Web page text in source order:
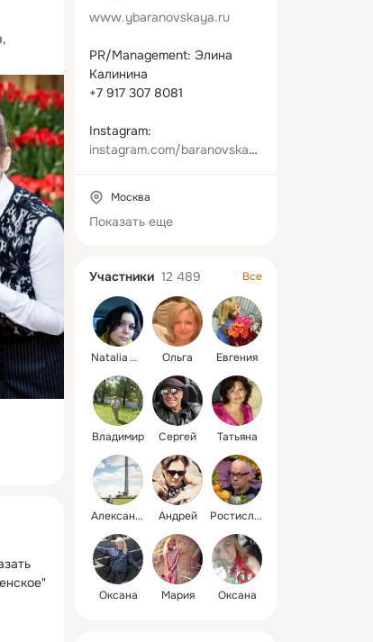
www.ybaranovskaya.ru
PR/Management: Элина
Калинина
+7 917 307 8081
instagram.com/baranovskay
vk.com/ybaranovskaya_tv
Москва
Показать еще
Участники 12 489 Все
Natalia Weigandt Ольга Евгения
Владимир Сергей Татьяна
Александра Андрей Ростислав
Оксана Мария Оксана